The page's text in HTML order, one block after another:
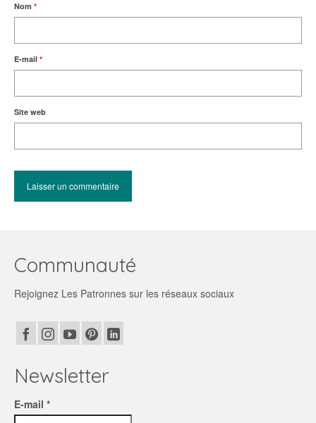
Nom *
E-mail *
Site web
Communauté
Rejoignez Les Patronnes sur les réseaux sociaux
Newsletter
E-mail *